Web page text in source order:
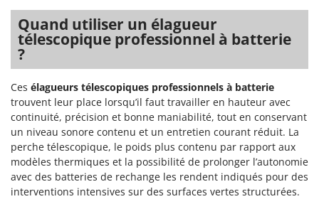
Quand utiliser un élagueur
télescopique professionnel à batterie
?
Ces élagueurs télescopiques professionnels à batterie
trouvent leur place lorsqu’il faut travailler en hauteur avec
continuité, précision et bonne maniabilité, tout en conservant
un niveau sonore contenu et un entretien courant réduit. La
perche télescopique, le poids plus contenu par rapport aux
modèles thermiques et la possibilité de prolonger l’autonomie
avec des batteries de rechange les rendent indiqués pour des
interventions intensives sur des surfaces vertes structurées.